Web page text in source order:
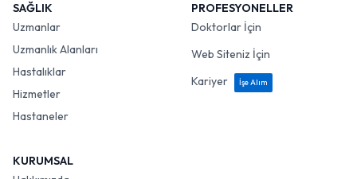
SAĞLIK
Uzmanlar
Uzmanlık Alanları
Hastalıklar
Hizmetler
Hastaneler
PROFESYONELLER
Doktorlar İçin
Web Siteniz İçin
Kariyer
İşe Alım
KURUMSAL